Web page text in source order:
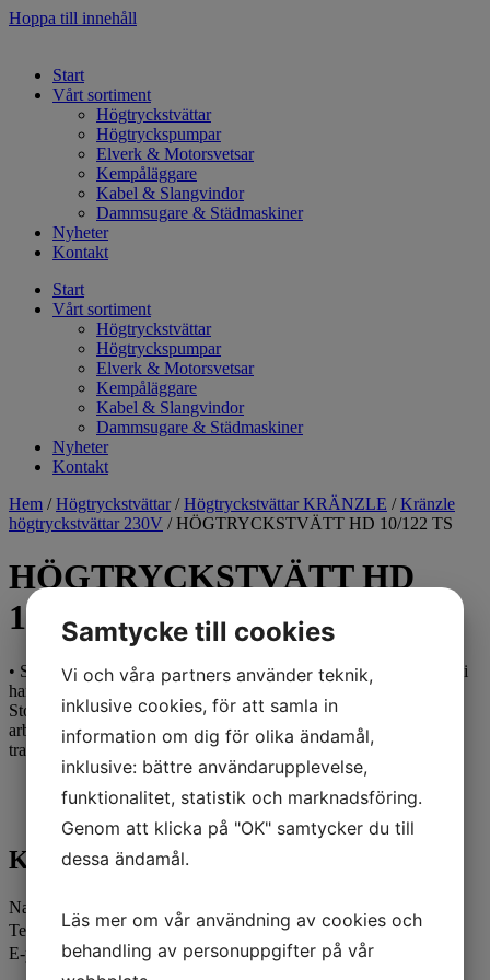
Hoppa till innehåll
Start
Vårt sortiment
Högtryckstvättar
Högtryckspumpar
Elverk & Motorsvetsar
Kempåläggare
Kabel & Slangvindor
Dammsugare & Städmaskiner
Nyheter
Kontakt
Start
Vårt sortiment
Högtryckstvättar
Högtryckspumpar
Elverk & Motorsvetsar
Kempåläggare
Kabel & Slangvindor
Dammsugare & Städmaskiner
Nyheter
Kontakt
Hem /Högtryckstvättar /Högtryckstvättar KRÄNZLE /Kränzle
högtryckstvättar 230V / HÖGTRYCKSTVÄTT HD 10/122 TS
HÖGTRYCKSTVÄTT HD
10/122 TS
• Snabbkopplingssystem D12 • Totalstoppsystem när avtryckaren i
handtaget släpps, stängs motorn av omedelbart. • Tryckreglering •
Stor dimensionerad rostfri stålmanometer för enkel avläsning av
arbetstrycket • Rostfritt stålhandtag, kompakt design underlättar
transporterar och sparar plats
Kontakta oss
Kontakta oss
Namn
Telefon
E-post
Samtycke till cookies
Vi och våra partners använder teknik,
inklusive cookies, för att samla in
information om dig för olika ändamål,
inklusive: bättre användarupplevelse,
funktionalitet, statistik och marknadsföring.
Genom att klicka på "OK" samtycker du till
dessa ändamål.
Läs mer om vår användning av cookies och
behandling av personuppgifter på vår